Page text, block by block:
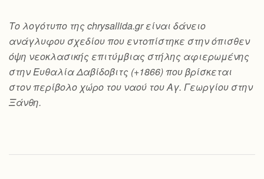
Το λογότυπο της chrysallida.gr είναι δάνειο
ανάγλυφου σχεδίου που εντοπίστηκε στην όπισθεν
όψη νεοκλασικής επιτύμβιας στήλης αφιερωμένης
στην Ευθαλία Δαβίδοβιτς (+1866) που βρίσκεται
στον περίβολο χώρο του ναού του Αγ. Γεωργίου στην
Ξάνθη.